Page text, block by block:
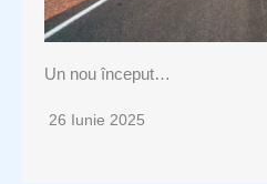
Un nou început…
26 Iunie 2025